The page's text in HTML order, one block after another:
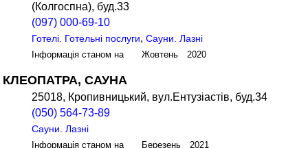
(Колгоспна), буд.33
(097) 000-69-10
Готелі. Готельні послуги,Сауни. Лазні
Інформація станом на Жовтень 2020
КЛЕОПАТРА, САУНА
25018, Кропивницький, вул.Ентузіастів, буд.34
(050) 564-73-89
Сауни. Лазні
Інформація станом на Березень 2021